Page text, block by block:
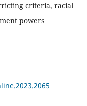
criteria, racial
powers